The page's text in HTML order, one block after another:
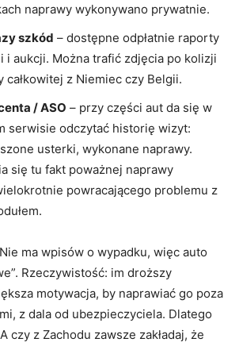
naprawy wykonywano prywatnie.
szkód – dostępne odpłatnie raporty
i aukcji. Można trafić zdjęcia po kolizji
całkowitej z Niemiec czy Belgii.
/ ASO – przy części aut da się w
serwisie odczytać historię wizyt:
usterki, wykonane naprawy.
się tu fakt poważnej naprawy
powracającego problemu z
ma wpisów o wypadku, więc auto
Rzeczywistość: im droższy
motywacja, by naprawiać go poza
z dala od ubezpieczyciela. Dlatego
czy z Zachodu zawsze zakładaj, że